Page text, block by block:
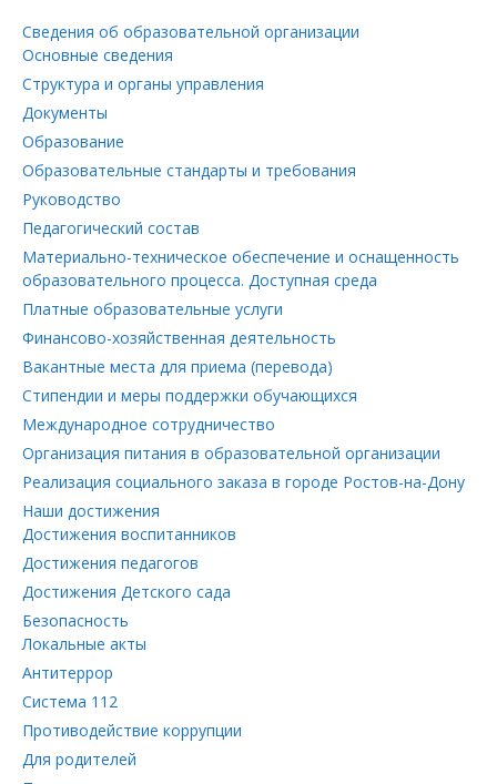
Сведения об образовательной организации
Основные сведения
Структура и органы управления
Документы
Образование
Образовательные стандарты и требования
Руководство
Педагогический состав
Материально-техническое обеспечение и оснащенность
образовательного процесса. Доступная среда
Платные образовательные услуги
Финансово-хозяйственная деятельность
Вакантные места для приема (перевода)
Стипендии и меры поддержки обучающихся
Международное сотрудничество
Организация питания в образовательной организации
Реализация социального заказа в городе Ростов-на-Дону
Наши достижения
Достижения воспитанников
Достижения педагогов
Достижения Детского сада
Безопасность
Локальные акты
Антитеррор
Система 112
Противодействие коррупции
Для родителей